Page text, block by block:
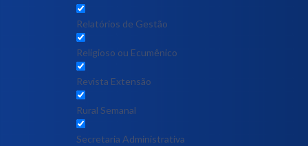
Relatórios de Gestão
Religioso ou Ecumênico
Revista Extensão
Rural Semanal
Secretaria Administrativa